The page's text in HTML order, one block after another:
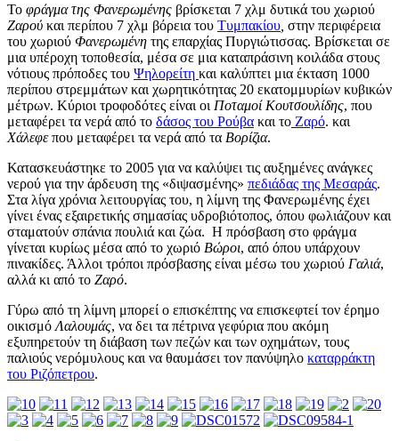
Το φράγμα της Φανερωμένης βρίσκεται 7 χλμ δυτικά του χωριού
Ζαρού και περίπου 7 χλμ βόρεια του Τυμπακίου στην περιφέρεια
του χωριού Φανερωμένη της επαρχίας Πυργιώτισσας. Βρίσκεται σε
μια υπέροχη τοποθεσία, μέσα σε μια καταπράσινη κοιλάδα στους
νότιους πρόποδες του Ψηλορείτη και καλύπτει μια έκταση 1000
περίπου στρεμμάτων και χωρητικότητας 20 εκατομμυρίων κυβικών
μέτρων. Κύριοι τροφοδότες είναι οι Ποταμοί Κουτσουλίδης, που
μεταφέρει τα νερά από το δάσος του Ρούβα και το Ζαρό. και
Χάλεφεπου μεταφέρει τα νερά από τα Βορίζια.
Κατασκευάστηκε το 2005 για να καλύψει τις αυξημένες ανάγκες
νερού για την άρδευση της «διψασμένης» πεδιάδας της Μεσαράς.
Στα λίγα χρόνια λειτουργίας του, η λίμνη της Φανερωμένης έχει
γίνει ένας εξαιρετικής σημασίας υδροβιότοπος, όπου φωλιάζουν και
σταματούν σπάνια πουλιά και ζώα. Η πρόσβαση στο φράγμα
γίνεται κυρίως μέσα από το χωριό Βώροι, από όπου υπάρχουν
πινακίδες. Άλλοι τρόποι πρόσβασης είναι μέσω του χωριού Γαλιά,
αλλά κι από το Ζαρό.
Γύρω από τη λίμνη μπορεί ο επισκέπτης να επισκεφτεί τον έρημο
οικισμό Λαλουμάς, να δει τα πέτρινα γεφύρια που ακόμη
εξυπηρετούν τη διάβαση των πεζών και των οχημάτων, τους
παλιούς νερόμυλους και να θαυμάσει τον πανύψηλο καταρράκτη
του Ριζόπετρου.